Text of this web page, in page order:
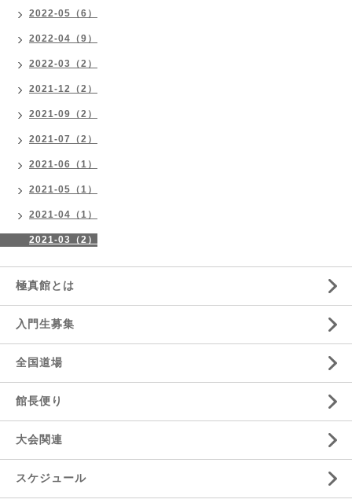
2022-05（6）
2022-04（9）
2022-03（2）
2021-12（2）
2021-09（2）
2021-07（2）
2021-06（1）
2021-05（1）
2021-04（1）
2021-03（2）
極真館とは
入門生募集
全国道場
館長便り
大会関連
スケジュール